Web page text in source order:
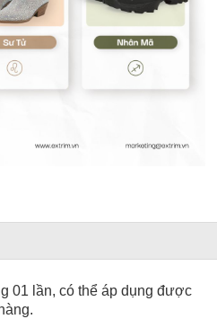
01 lần, có thể áp dụng được